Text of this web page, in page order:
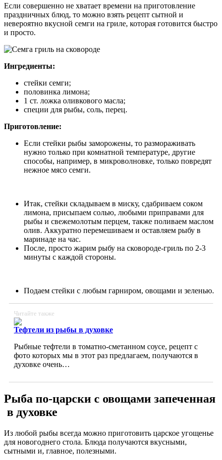
Если совершенно не хватает времени на приготовление
праздничных блюд, то можно взять рецепт сытной и
невероятно вкусной семги на гриле, которая готовится быстро
и просто.
Ингредиенты:
стейки семги;
половинка лимона;
1 ст. ложка оливкового масла;
специи для рыбы, соль, перец.
Приготовление:
Если стейки рыбы заморожены, то размораживать
нужно только при комнатной температуре, другие
способы, например, в микроволновке, только повредят
нежное мясо семги.
Итак, стейки складываем в миску, сдабриваем соком
лимона, присыпаем солью, любыми приправами для
рыбы и свежемолотым перцем, также поливаем маслом
олив. Аккуратно перемешиваем и оставляем рыбу в
маринаде на час.
После, просто жарим рыбу на сковороде-гриль по 2-3
минуты с каждой стороны.
Подаем стейки с любым гарниром, овощами и зеленью.
Читайте также
Тефтели из рыбы в духовке
Рыбные тефтели в томатно-сметанном соусе, рецепт с
фото которых мы в этот раз предлагаем, получаются в
духовке очень…
Рыба по-царски с овощами запеченная
в духовке
Из любой рыбы всегда можно приготовить царское угощенье
для новогоднего стола. Блюда получаются вкусными,
сытными и, главное, полезными.